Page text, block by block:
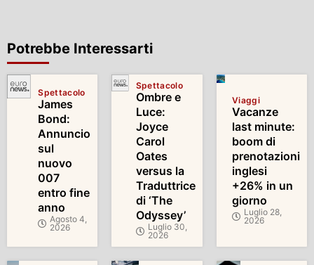
Potrebbe Interessarti
Spettacolo
James
Bond:
Annuncio
sul
nuovo
007
entro fine
anno
Agosto 4,
2026
Spettacolo
Ombre e
Luce:
Joyce
Carol
Oates
versus la
Traduttrice
di ‘The
Odyssey’
Luglio 30,
2026
Viaggi
Vacanze
last minute:
boom di
prenotazioni
inglesi
+26% in un
giorno
Luglio 28,
2026